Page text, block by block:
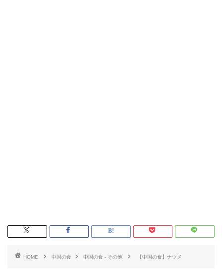
HOME 中国の食 中国の食 - その他 【中国の食】ナツメ